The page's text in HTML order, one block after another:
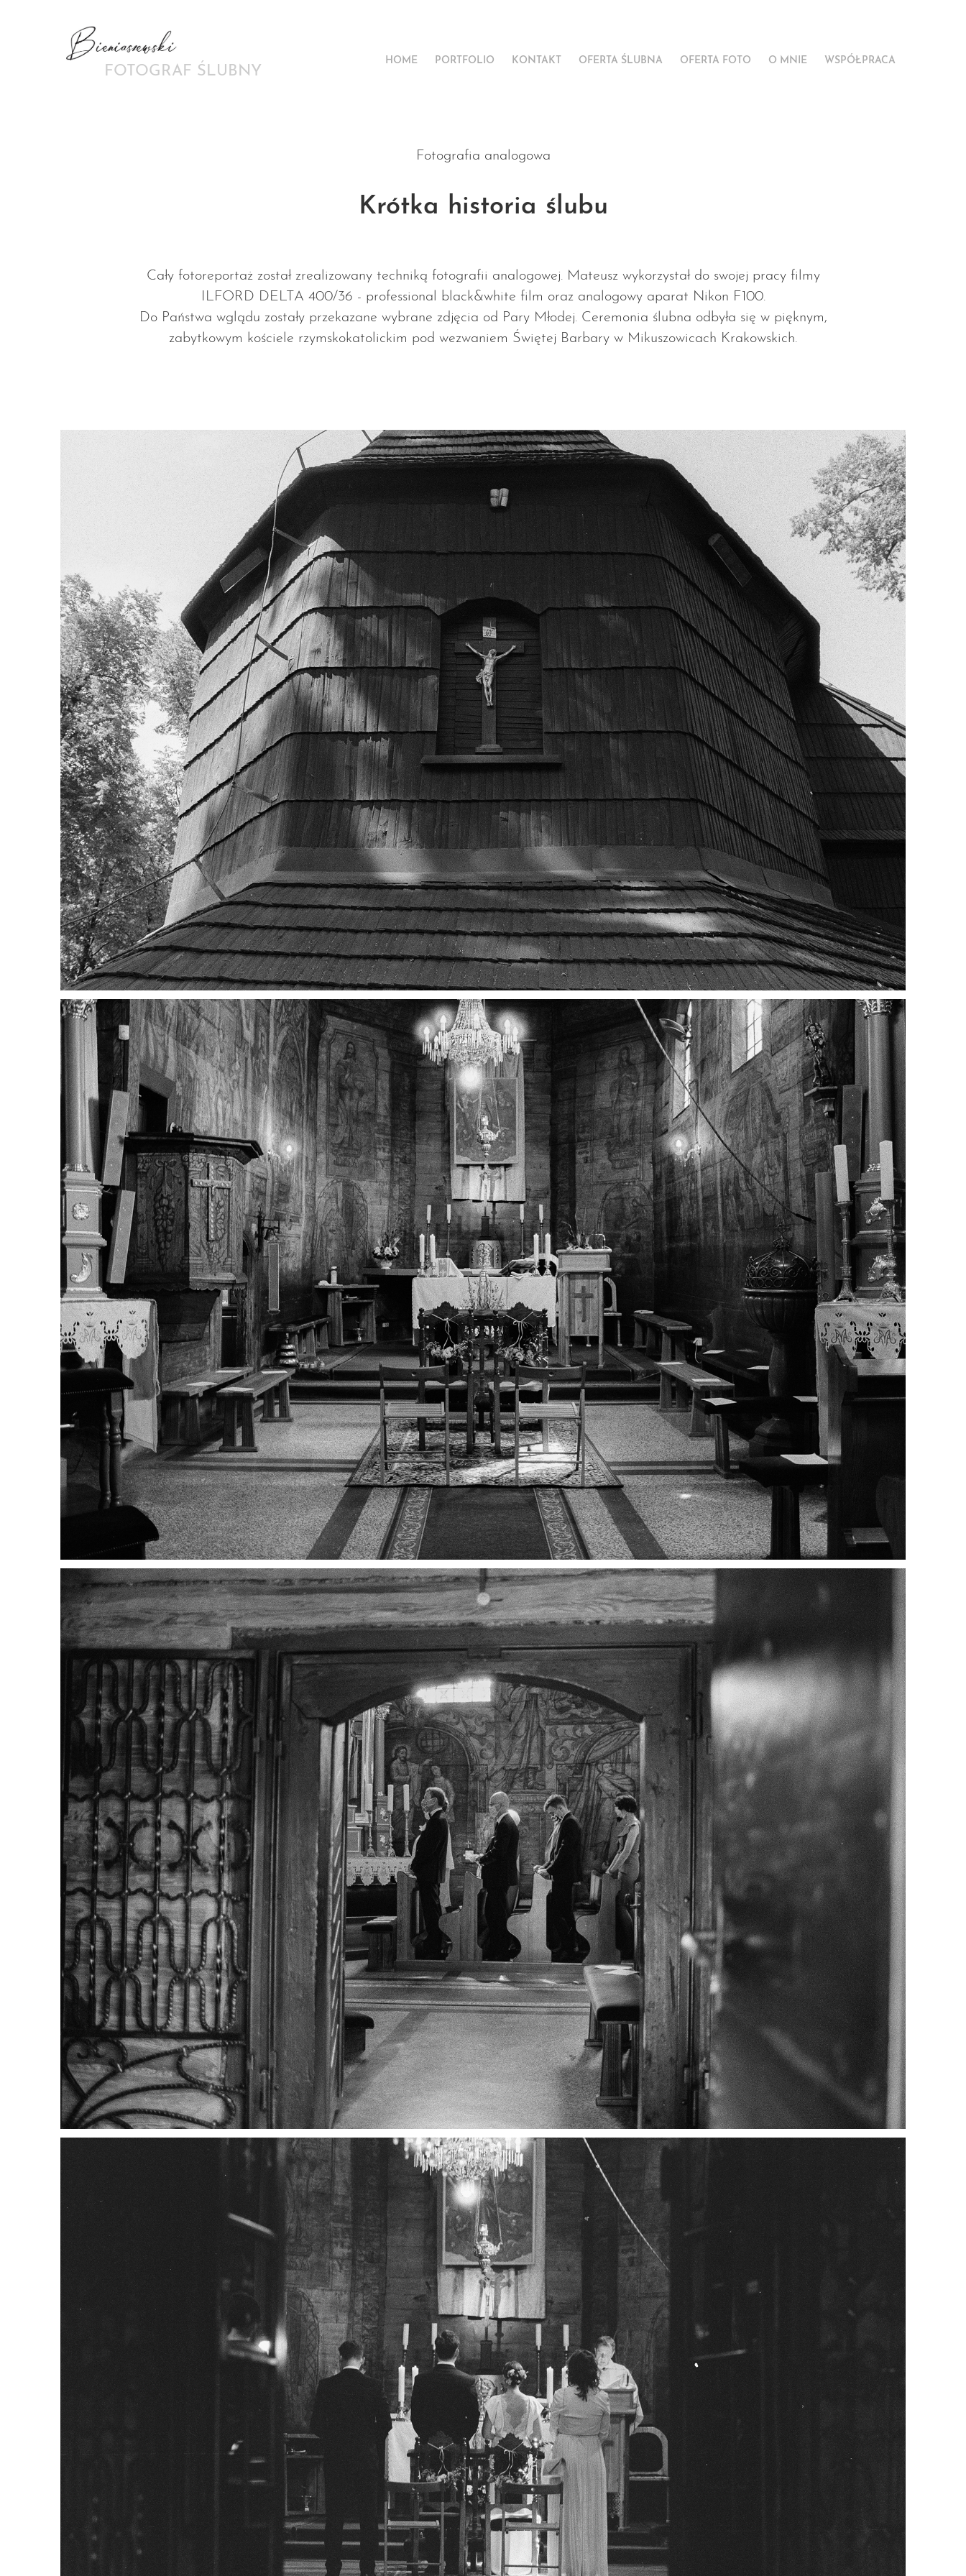
FOTOGRAF ŚLUBNY HOME PORTFOLIO KONTAKT OFERTA ŚLUBNA OFERTA FOTO O MNIE WSPÓŁPRACA
Fotografia analogowa
Krótka historia ślubu
Cały fotoreportaż został zrealizowany techniką fotografii analogowej. Mateusz wykorzystał do swojej pracy filmy
ILFORD DELTA 400/36 - professional black&white film oraz analogowy aparat Nikon F100.
Do Państwa wglądu zostały przekazane wybrane zdjęcia od Pary Młodej. Ceremonia ślubna odbyła się w pięknym,
zabytkowym kościele rzymskokatolickim pod wezwaniem Świętej Barbary w Mikuszowicach Krakowskich.